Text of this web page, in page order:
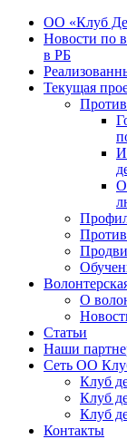
ОО «Клуб
Новости по
в РБ
Текущая
О
Статьи
Наши
Сеть ОО
Клуб
Клуб
Клуб
Контакты